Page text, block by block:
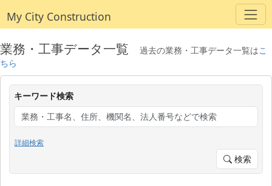
My City Construction
業務・工事データ一覧 過去の業務・工事データ一覧はこ
ちら
キーワード検索
詳細検索
検索